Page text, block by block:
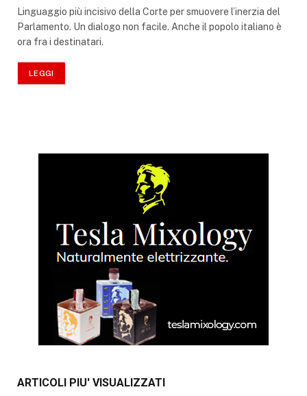
Linguaggio più incisivo della Corte per smuovere l’inerzia del
Parlamento. Un dialogo non facile. Anche il popolo italiano è
ora fra i destinatari.
LEGGI
ARTICOLI PIU' VISUALIZZATI